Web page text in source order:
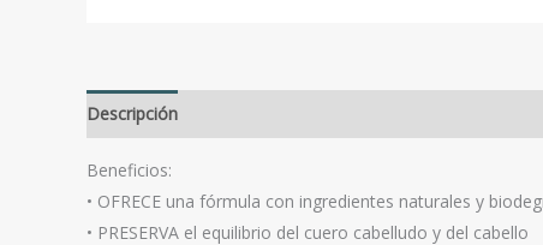
Descripción
Beneficios:
• OFRECE una fórmula con ingredientes naturales y
• PRESERVA el equilibrio del cuero cabelludo y del cabello